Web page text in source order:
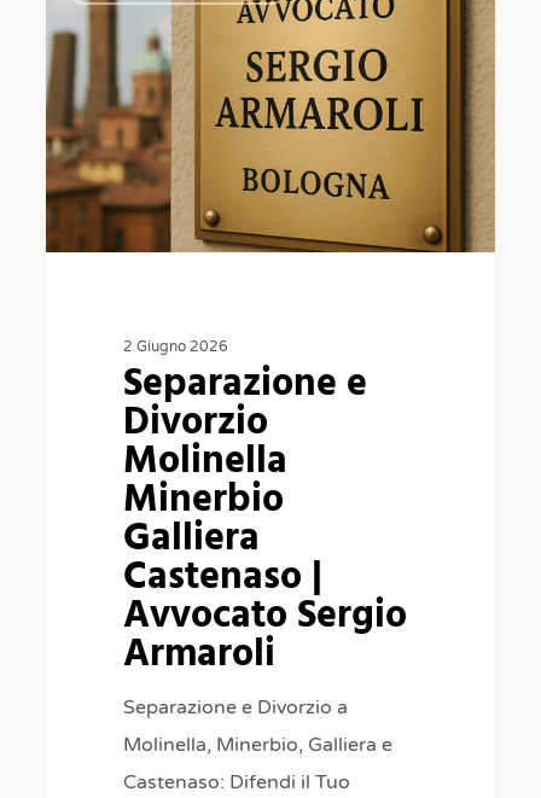
Divorzio
Molinella
Minerbio
Galliera
Castenaso
|
Armaroli2 Giugno 2026
Separazione e
Divorzio
Molinella
Minerbio
Galliera
Castenaso |
Avvocato Sergio
Armaroli
Separazione e Divorzio a
Molinella, Minerbio, Galliera e
Castenaso: Difendi il Tuo